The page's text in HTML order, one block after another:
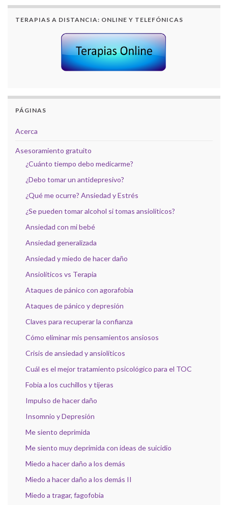
TERAPIAS A DISTANCIA: ONLINE Y TELEFÓNICAS
PÁGINAS
Acerca
Asesoramiento gratuito
¿Cuánto tiempo debo medicarme?
¿Debo tomar un antidepresivo?
¿Qué me ocurre? Ansiedad y Estrés
¿Se pueden tomar alcohol si tomas ansiolíticos?
Ansiedad con mi bebé
Ansiedad generalizada
Ansiedad y miedo de hacer daño
Ansiolíticos vs Terapia
Ataques de pánico con agorafobia
Ataques de pánico y depresión
Claves para recuperar la confianza
Cómo eliminar mis pensamientos ansiosos
Crisis de ansiedad y ansiolíticos
Cuál es el mejor tratamiento psicológico para el TOC
Fobia a los cuchillos y tijeras
Impulso de hacer daño
Insomnio y Depresión
Me siento deprimida
Me siento muy deprimida con ideas de suicidio
Miedo a hacer daño a los demás
Miedo a hacer daño a los demás II
Miedo a tragar, fagofobia